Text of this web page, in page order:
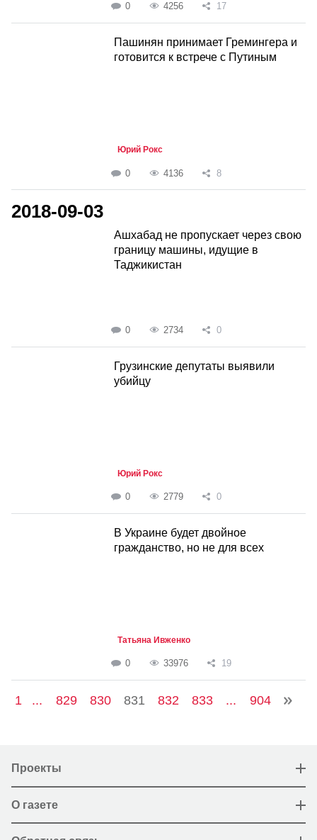
0 4256 17
Пашинян принимает Гремингера и
готовится к встрече с Путиным
Юрий Рокс
0 4136 8
2018-09-03
Ашхабад не пропускает через свою
границу машины, идущие в
Таджикистан
0 2734 0
Грузинские депутаты выявили
убийцу
Юрий Рокс
0 2779 0
В Украине будет двойное
гражданство, но не для всех
Татьяна Ивженко
0 33976 19
1 ... 829 830 831 832 833 ... 904
Проекты
О газете